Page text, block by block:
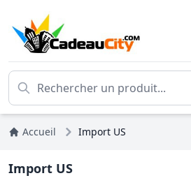
Accueil Import US
Import US